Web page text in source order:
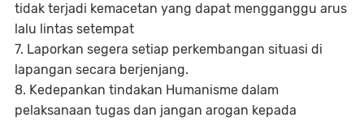
tidak terjadi kemacetan yang dapat mengganggu arus
lalu lintas setempat
7. Laporkan segera setiap perkembangan situasi di
lapangan secara berjenjang.
8. Kedepankan tindakan Humanisme dalam
pelaksanaan tugas dan jangan arogan kepada